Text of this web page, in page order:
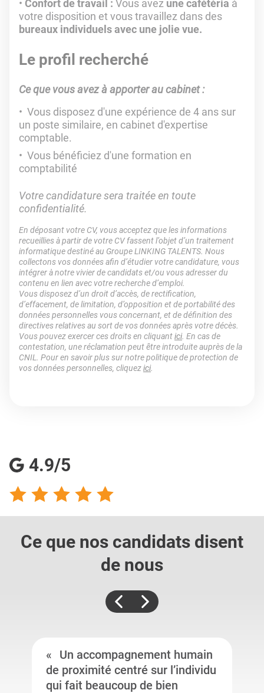
Confort de travail : Vous avez une cafétéria à
votre disposition et vous travaillez dans des
bureaux individuels avec une jolie vue.
Le profil recherché
Ce que vous avez à apporter au cabinet :
Vous disposez d'une expérience de 4 ans sur
un poste similaire, en cabinet d'expertise
comptable.
Vous bénéficiez d'une formation en
comptabilité
Votre candidature sera traitée en toute
confidentialité.
En déposant votre CV, vous acceptez que les informations
recueillies à partir de votre CV fassent l’objet d’un traitement
informatique destiné au Groupe LINKING TALENTS. Nous
collectons vos données afin d’étudier votre candidature, vous
intégrer à notre vivier de candidats et/ou vous adresser du
contenu en lien avec votre recherche d’emploi.
Vous disposez d’un droit d’accès, de rectification,
d’effacement, de limitation, d’opposition et de portabilité des
données personnelles vous concernant, et de définition des
directives relatives au sort de vos données après votre décès.
Vous pouvez exercer ces droits en cliquantici. En cas de
contestation, une réclamation peut être introduite auprès de la
CNIL. Pour en savoir plus sur notre politique de protection de
vos données personnelles, cliquezici.
4.9/5
Ce que nos candidats disent
de nous
Un accompagnement humain
de proximité centré sur l’individu
qui fait beaucoup de bien